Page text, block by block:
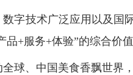
字技术广泛应用以及
品+服务+体验”的综合价
球、中国美食香飘世